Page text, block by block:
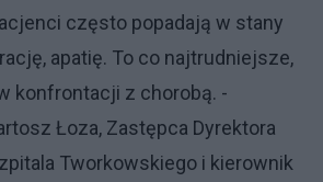
często popadają w stany
apatię. To co najtrudniejsze,
konfrontacji z chorobą. -
Łoza, Zastępca Dyrektora
Tworkowskiego i kierownik